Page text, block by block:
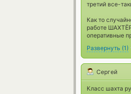
третий все-
Как то
работе
оперативные
Развернуть (1)
Сергей
Класс шахта